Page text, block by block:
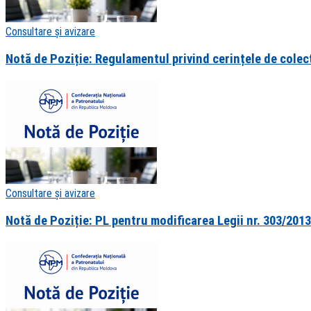
Consultare și avizare
Notă de Poziție: Regulamentul privind cerințele de
Consultare și avizare
Notă de Poziție: PL pentru modificarea Legii nr. 303/